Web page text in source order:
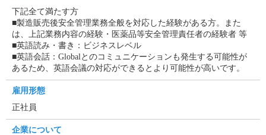
下記全て満たす方
■製造販売後安全管理業務全般を対応した経験がある方。また
は、上記業務内容の経験・医薬品等安全管理責任者の経験者 等
■英語読み・書き：ビジネスレベル
■英語会話：Globalとのコミュニケーションも発生する可能性が
あるため、英語会議の対応ができるとより可能性が高いです。
雇用形態
正社員
企業について